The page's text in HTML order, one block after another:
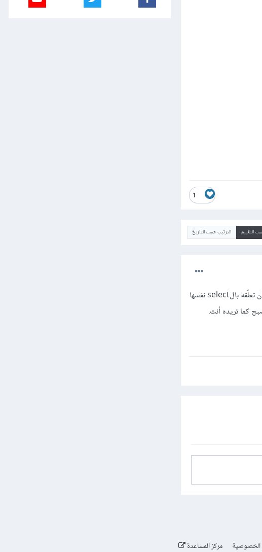
1
التقييم الترتيب حسب التاريخ
بما أنّ سهم ال select متعلق بها لماذا تضعه header::after هذا سيجعل كودك عشوائيّاً، حاول أن تعلّقه بالselect نفسها
الخصوصية مركز المساعدة